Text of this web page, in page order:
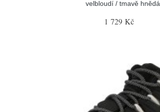
velbloudí / tmavě hnědá
1 729 Kč